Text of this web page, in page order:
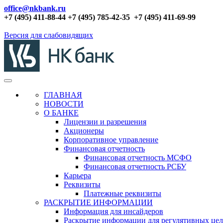
office@nkbank.ru
+7 (495) 411-88-44 +7 (495) 785-42-35 +7 (495) 411-69-99
Версия для слабовидящих
ГЛАВНАЯ
НОВОСТИ
О БАНКЕ
Лицензии и разрешения
Акционеры
Корпоративное управление
Финансовая отчетность
Финансовая отчетность МСФО
Финансовая отчетность РСБУ
Карьера
Реквизиты
Платежные реквизиты
РАСКРЫТИЕ ИНФОРМАЦИИ
Информация для инсайдеров
Раскрытие информации для регулятивных